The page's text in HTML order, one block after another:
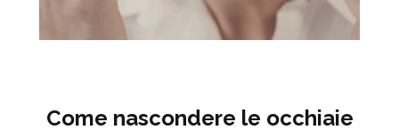
Come nascondere le occhiaie